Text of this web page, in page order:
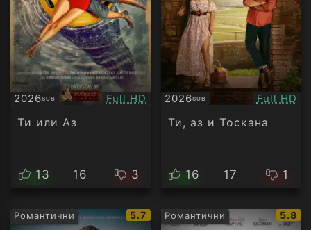
2026SUB
Субтитри Качество:
Full HD
Ти или Аз
13 16 3
2026SUB
Субтитри Full HD
Ти, аз и Тоскана
16 17 1
Романтични
IMDb
рейтинг:
5.7 Романтични
IMDb
5.8